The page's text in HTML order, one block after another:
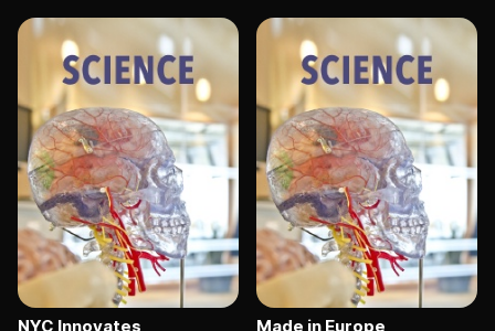
NYC Innovates Made in Europe